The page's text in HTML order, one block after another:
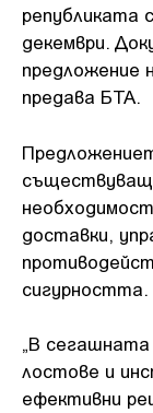
републиката
декември.
предложение
предава БТА.
доставки,
сигурността.
„В
лостове и
ефективни